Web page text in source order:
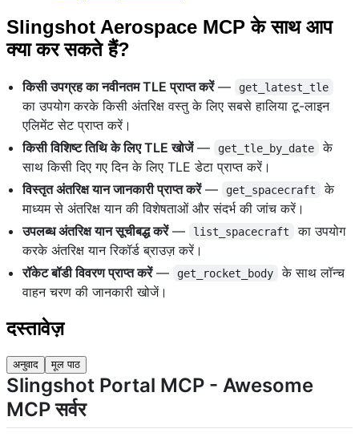
Slingshot Aerospace MCP के साथ आप
क्या कर सकते हैं?
किसी उपग्रह का नवीनतम TLE प्राप्त करें— get_latest_tle
का उपयोग करके किसी अंतरिक्ष वस्तु के लिए सबसे हालिया टू-लाइन
एलिमेंट सेट प्राप्त करें।
किसी विशिष्ट तिथि के लिए TLE खोजें— get_tle_by_date
के
साथ किसी दिए गए दिन के लिए TLE डेटा प्राप्त करें।
विस्तृत अंतरिक्ष यान जानकारी प्राप्त करें— get_spacecraft
के
माध्यम से अंतरिक्ष यान की विशेषताओं और संदर्भ की जांच करें।
उपलब्ध अंतरिक्ष यान सूचीबद्ध करें— list_spacecraft
का उपयोग
करके अंतरिक्ष यान रिकॉर्ड ब्राउज़ करें।
रॉकेट बॉडी विवरण प्राप्त करें— get_rocket_body
के साथ लॉन्च
वाहन चरण की जानकारी खोजें।
दस्तावेज़
अनुवाद मूल पाठ
Slingshot Portal MCP - Awesome
MCP सर्वर